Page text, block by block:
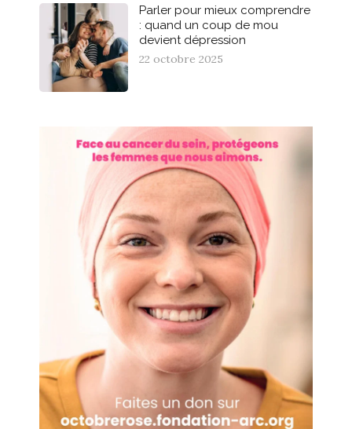
Parler pour mieux comprendre
: quand un coup de mou
devient dépression
22 octobre 2025